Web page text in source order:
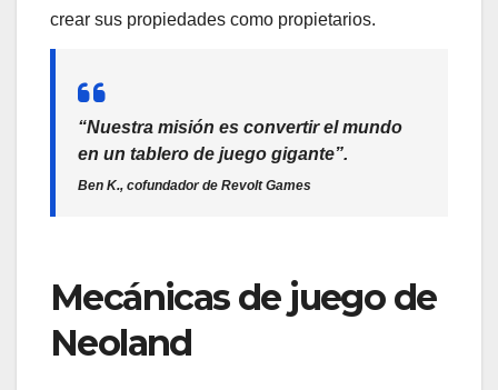
crear sus propiedades como propietarios.
“Nuestra misión es convertir el mundo
en un tablero de juego gigante”.
Ben K., cofundador de Revolt Games
Mecánicas de juego de
Neoland